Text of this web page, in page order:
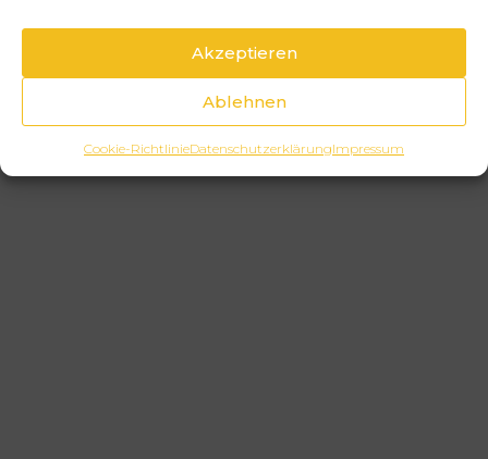
Akzeptieren
Ablehnen
Cookie-RichtlinieDatenschutzerklärungImpressum